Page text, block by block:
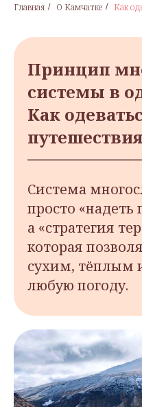
Главная / О Камчатке / Как
Принцип
системы в
Как
Система
просто
а «стратегия
которая
сухим, тёплым
любую погоду.